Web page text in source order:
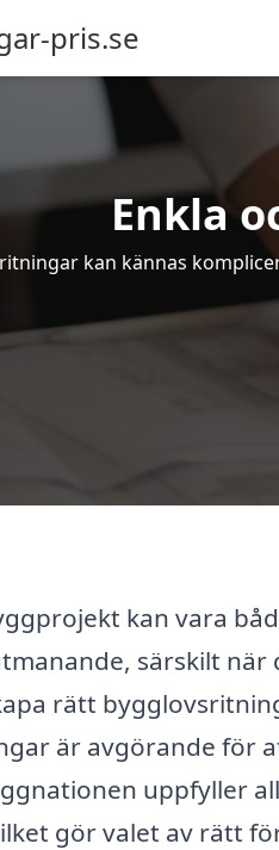
pris.se
Enkla
kan kännas
kan vara
särskilt när
rätt
är avgörande för
uppfyller
gör valet av rätt